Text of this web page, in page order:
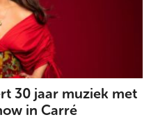
30 jaar muziek met
in Carré